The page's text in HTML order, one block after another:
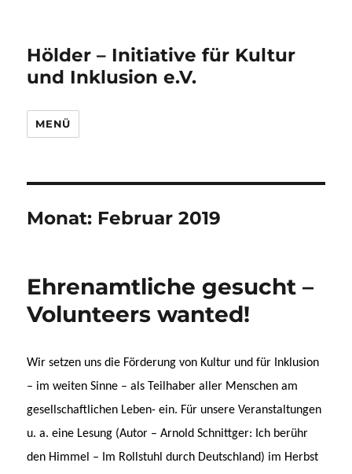
Hölder – Initiative für Kultur
und Inklusion e.V.
MENÜ
Monat: Februar 2019
Ehrenamtliche gesucht –
Volunteers wanted!
Wir setzen uns die Förderung von Kultur und für Inklusion
– im weiten Sinne – als Teilhaber aller Menschen am
gesellschaftlichen Leben- ein. Für unsere Veranstaltungen
u. a. eine Lesung (Autor – Arnold Schnittger: Ich berühr
den Himmel – Im Rollstuhl durch Deutschland) im Herbst